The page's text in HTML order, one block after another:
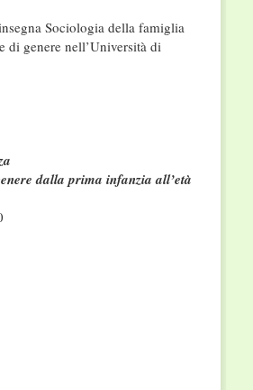
Sociologia della famiglia
di genere nell’Università di
dalla prima infanzia all’età